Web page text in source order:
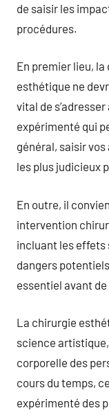
de saisir les
procédures.
En premier lieu,
esthétique ne
vital de
expérimenté qui
général, saisir
les plus judicieux
En outre, il
intervention
incluant les effets
dangers
essentiel avant
La chirurgie
science
corporelle des
cours du temps,
expérimenté des